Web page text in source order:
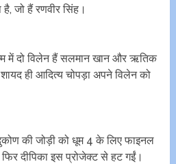
जो हैं रणवीर सिंह।
में दो विलेन हैं सलमान खान और ऋतिक
ही आदित्य चोपड़ा अपने विलेन को
की जोड़ी को धूम 4 के लिए फाइनल
दीपिका इस प्रोजेक्ट से हट गईं।